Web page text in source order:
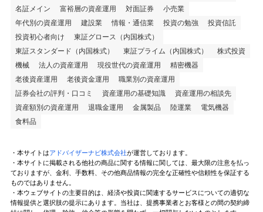
名証メイン
富裕層の資産運用 対面証券
小売業
年代別の資産運用
建設業 情報・通信業 投資の勉強
投資信託
投資初心者向け
東証グロース（内国株式）
東証スタンダード（内国株式）
東証プライム（内国株式）
株式投資
機械
法人の資産運用 現役世代の資産運用
精密機器
老後資産運用
老後資金運用
職業別の資産運用
証券会社の評判・口コミ
資産運用の基礎知識
資産運用の相談先
資産額別の資産運用
退職金運用 金属製品 陸運業
電気機器
食料品
・本サイトはアドバイザーナビ株式会社が運営しております。
・本サイトに掲載される他社の商品に関する情報に関しては、最大限の注意を払っ
ておりますが、金利、手数料、その他商品情報の完全な正確性や信頼性を保証する
ものではありません。
・本ウェブサイトの主要目的は、経済や投資に関連するサービスについての適切な
情報提供と選択肢の提示にあります。当社は、提携事業者とお客様との間の契約締